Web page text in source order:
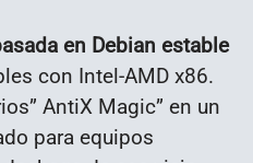
en Debian estable
con Intel-AMD x86.
AntiX Magic” en un
para equipos